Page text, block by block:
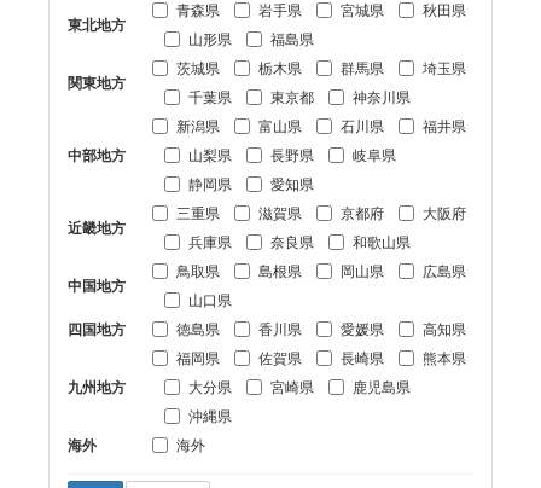
東北地方
青森県 岩手県 宮城県
秋田県
山形県
福島県
関東地方
茨城県 栃木県 群馬県
埼玉県
千葉県
東京都 神奈川県
中部地方
新潟県 富山県 石川県
福井県
山梨県
長野県
岐阜県
静岡県
愛知県
近畿地方
三重県 滋賀県 京都府
大阪府
兵庫県
奈良県 和歌山県
中国地方
鳥取県 島根県 岡山県
広島県
山口県
四国地方
徳島県 香川県 愛媛県 高知県
九州地方
福岡県 佐賀県 長崎県
熊本県
大分県
宮崎県
鹿児島県
沖縄県
海外
海外